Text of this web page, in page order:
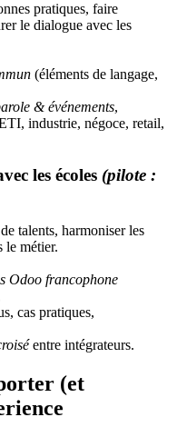
pratiques, faire
le dialogue avec les
(éléments de langage,
& événements,
industrie, négoce, retail,
les écoles (pilote :
talents, harmoniser les
le métier.
Odoo francophone
cas pratiques,
entre intégrateurs.
(et